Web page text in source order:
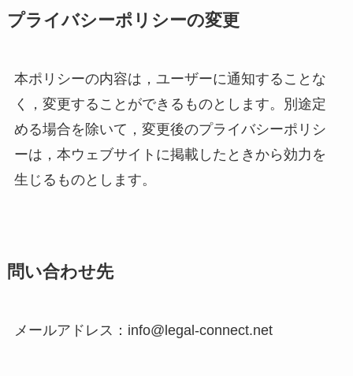
プライバシーポリシーの変更
本ポリシーの内容は，ユーザーに通知することな
く，変更することができるものとします。別途定
める場合を除いて，変更後のプライバシーポリシ
ーは，本ウェブサイトに掲載したときから効力を
生じるものとします。
問い合わせ先
メールアドレス：info@legal-connect.net